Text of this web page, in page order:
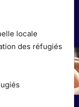
locale
des réfugiés